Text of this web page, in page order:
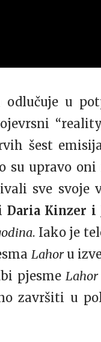
odlučuje u
“reality
šest
su upravo oni
sve svoje
Daria Kinzer i
. Iako je
Lahoru
pjesme Lahor
završiti u